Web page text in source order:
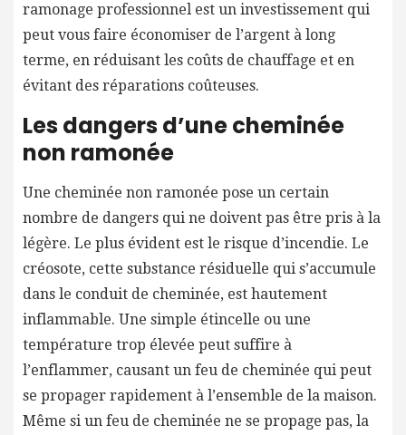
ramonage professionnel est un investissement qui
peut vous faire économiser de l’argent à long
terme, en réduisant les coûts de chauffage et en
évitant des réparations coûteuses.
Les dangers d’une cheminée
non ramonée
Une cheminée non ramonée pose un certain
nombre de dangers qui ne doivent pas être pris à la
légère. Le plus évident est le risque d’incendie. Le
créosote, cette substance résiduelle qui s’accumule
dans le conduit de cheminée, est hautement
inflammable. Une simple étincelle ou une
température trop élevée peut suffire à
l’enflammer, causant un feu de cheminée qui peut
se propager rapidement à l’ensemble de la maison.
Même si un feu de cheminée ne se propage pas, la